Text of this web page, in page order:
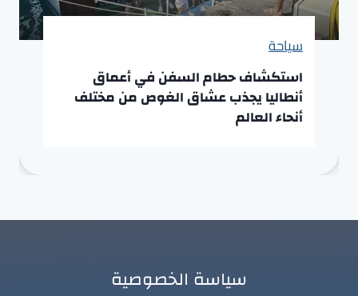
سياحة
استكشاف حطام السفن في أعماق
أنطاليا يجذب عشاق الغوص من مختلف
أنحاء العالم
سياسة الخصوصية